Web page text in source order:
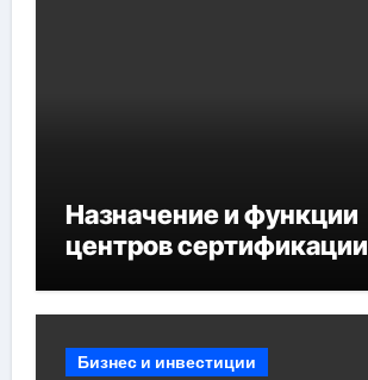
Назначение и функции
центров сертификации
Бизнес и инвестиции